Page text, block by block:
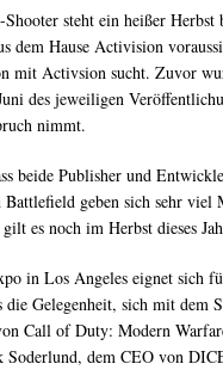
Shooter steht ein heißer
dem Hause Activision
mit Activsion sucht. Zuvor
des jeweiligen
nimmt.
beide Publisher und
geben sich sehr
es noch im Herbst dieses
in Los Angeles eignet sich
die Gelegenheit, sich mit
Call of Duty: Modern
dem CEO von